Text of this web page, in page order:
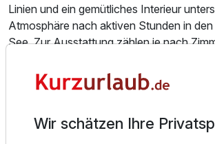
Linien und ein gemütliches Interieur
Atmosphäre nach aktiven Stunden in
See. Zur Ausstattung zählen je nach
WLAN. So entsteht ein komfortabler
Auszeit am Achensee.
Essen und Trinken
Wir schätzen Ihre